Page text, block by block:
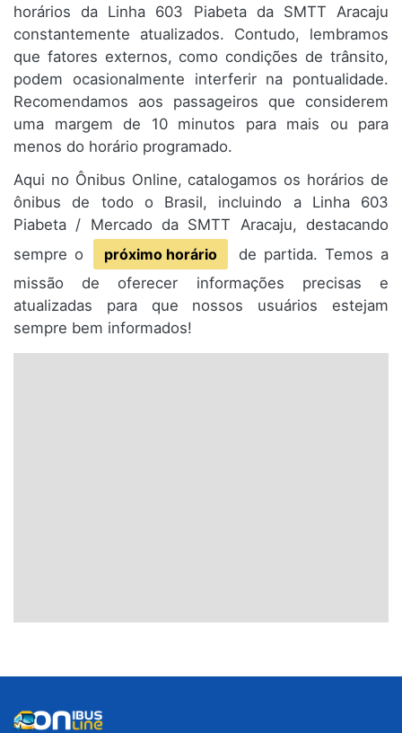
horários da Linha 603 Piabeta da SMTT Aracaju
constantemente atualizados. Contudo, lembramos
que fatores externos, como condições de trânsito,
podem ocasionalmente interferir na pontualidade.
Recomendamos aos passageiros que considerem
uma margem de 10 minutos para mais ou para
menos do horário programado.
Aqui no Ônibus Online, catalogamos os horários de
ônibus de todo o Brasil, incluindo a Linha 603
Piabeta / Mercado da SMTT Aracaju, destacando
sempre o
próximo horário
de partida. Temos a
missão de oferecer informações precisas e
atualizadas para que nossos usuários estejam
sempre bem informados!